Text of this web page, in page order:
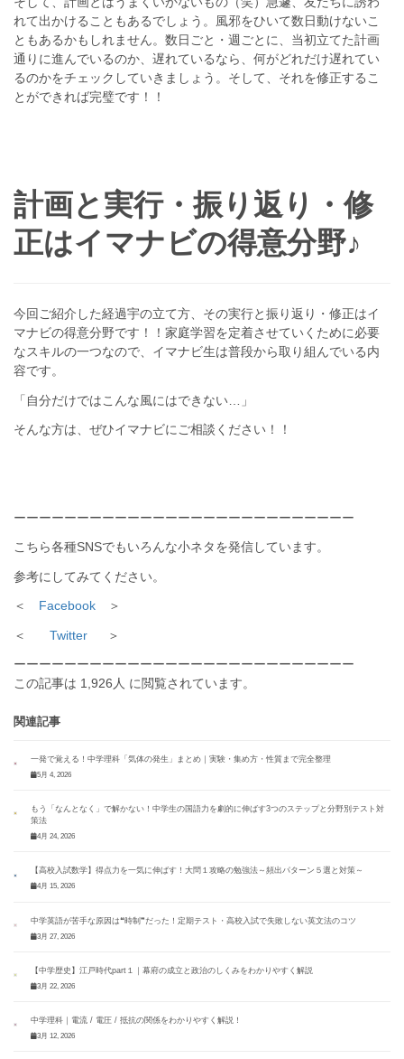
れて出かけることもあるでしょう。風邪をひいて数日動けないこ
ともあるかもしれません。数日ごと・週ごとに、当初立てた計画
通りに進んでいるのか、遅れているなら、何がどれだけ遅れてい
るのかをチェックしていきましょう。そして、それを修正するこ
とができれば完璧です！！
計画と実行・振り返り・修
正はイマナビの得意分野♪
今回ご紹介した経過宇の立て方、その実行と振り返り・修正はイ
マナビの得意分野です！！家庭学習を定着させていくために必要
なスキルの一つなので、イマナビ生は普段から取り組んでいる内
容です。
「自分だけではこんな風にはできない…」
そんな方は、ぜひイマナビにご相談ください！！
ーーーーーーーーーーーーーーーーーーーーーーーーーーー
こちら各種SNSでもいろんな小ネタを発信しています。
参考にしてみてください。
＜ Facebook ＞
＜ Twitter ＞
ーーーーーーーーーーーーーーーーーーーーーーーーーーー
この記事は 1,926人 に閲覧されています。
関連記事
一発で覚える！中学理科「気体の発生」まとめ｜実験・集め方・性質まで完全整理
5月 4, 2026
もう「なんとなく」で解かない！中学生の国語力を劇的に伸ばす3つのステップと分野別テスト対
策法
4月 24, 2026
【高校入試数学】得点力を一気に伸ばす！大問１攻略の勉強法～頻出パターン５選と対策～
4月 15, 2026
中学英語が苦手な原因は❝時制❞だった！定期テスト・高校入試で失敗しない英文法のコツ
3月 27, 2026
【中学歴史】江戸時代part１｜幕府の成立と政治のしくみをわかりやすく解説
3月 22, 2026
中学理科｜電流 / 電圧 / 抵抗の関係をわかりやすく解説！
3月 12, 2026